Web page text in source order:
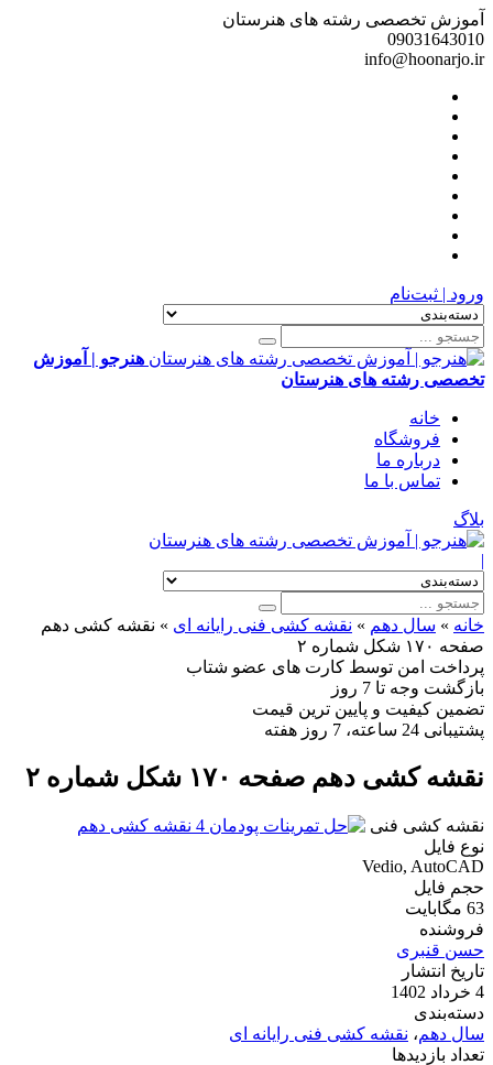
آموزش تخصصی رشته های هنرستان
09031643010
info@hoonarjo.ir
ورود | ثبت‌نام
هنرجو | آموزش
تخصصی رشته های هنرستان
خانه
فروشگاه
درباره ما
تماس با ما
بلاگ
|
خانه » سال دهم » نقشه کشی فنی رایانه ای » نقشه کشی دهم
صفحه ۱۷۰ شکل شماره ۲
پرداخت امن توسط کارت های عضو شتاب
بازگشت وجه تا 7 روز
تضمین کیفیت و پایین ترین قیمت
پشتیبانی 24 ساعته، 7 روز هفته
نقشه کشی دهم صفحه ۱۷۰ شکل شماره ۲
نقشه کشی فنی
نوع فایل
Vedio, AutoCAD
حجم فایل
63 مگابایت
فروشنده
حسن قنبری
تاریخ انتشار
4 خرداد 1402
دسته‌بندی
سال دهم، نقشه کشی فنی رایانه ای
تعداد بازدیدها